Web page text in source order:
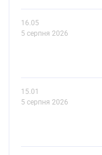
16.05
5 серпня 2026
15.01
5 серпня 2026